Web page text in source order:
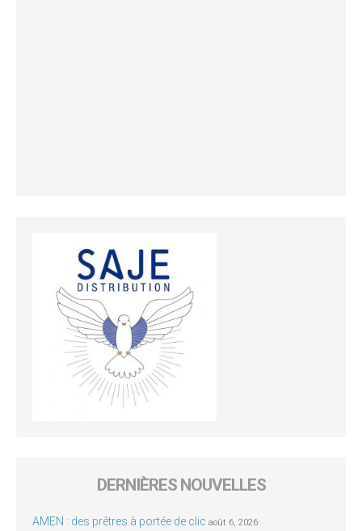
DERNIÈRES NOUVELLES
AMEN : des prêtres à portée de clic août 6, 2026